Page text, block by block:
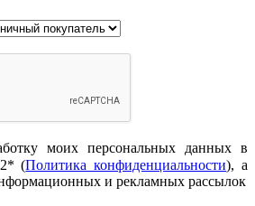
моих персональных данных в
(Политика конфиденциальности), а
и рекламных рассылок